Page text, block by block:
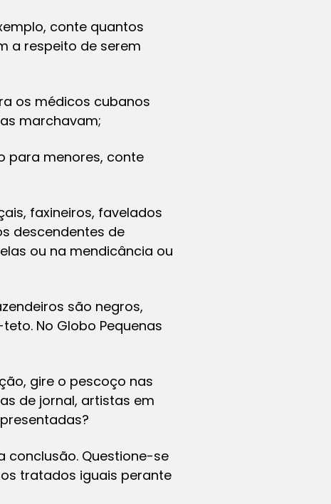
conte quantos
a respeito de serem
os médicos cubanos
marchavam;
para menores, conte
faxineiros, favelados
descendentes de
ou na mendicância ou
são negros,
No Globo Pequenas
gire o pescoço nas
de jornal, artistas em
conclusão. Questione-se
tratados iguais perante